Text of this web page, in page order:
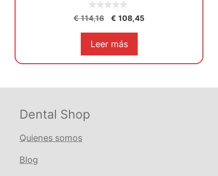
0
d
€114,16
El
original
€ 114,16.
€ 108,45El
€ 108,45.
Leer más
Dental Shop
Quienes somos
Blog